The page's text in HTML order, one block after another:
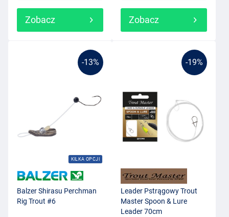
Zobacz Zobacz
-13%
KILKA OPCJI
Balzer Shirasu Perchman
Rig Trout #6
-19%
Leader Pstrągowy Trout
Master Spoon & Lure
Leader 70cm